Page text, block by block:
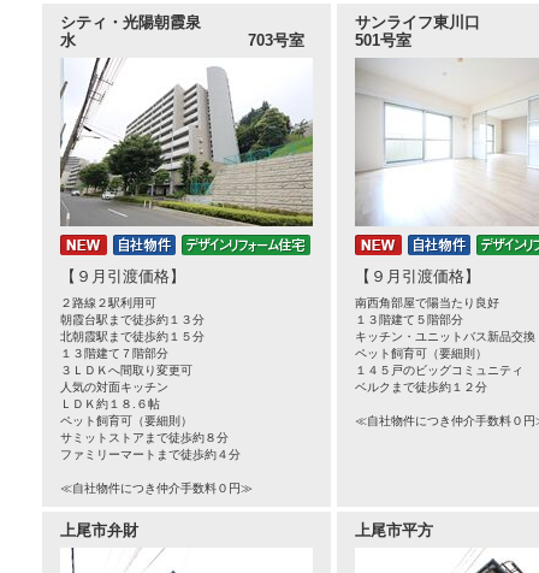
シティ・光陽朝霞泉
水 703号室
【９月引渡価格】
２路線２駅利用可
朝霞台駅まで徒歩約１３分
北朝霞駅まで徒歩約１５分
１３階建て７階部分
３ＬＤＫへ間取り変更可
人気の対面キッチン
ＬＤＫ約１８.６帖
ペット飼育可（要細則）
サミットストアまで徒歩約８分
ファミリーマートまで徒歩約４分
≪自社物件につき仲介手数料０円≫
サンライフ
501号室
【９月引渡価格】
南西角部屋で陽当たり良好
１３階建て５階部分
キッチン・ユニットバス新品交換
ペット飼育可（要細則）
１４５戸のビッグコミュニティ
ベルクまで徒歩約１２分
≪自社物件につき仲介手数料０
上尾市弁財 上尾市平方